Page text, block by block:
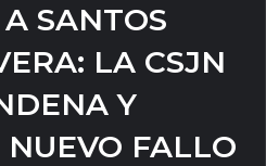
SANTOS
LA CSJN
Y
FALLO